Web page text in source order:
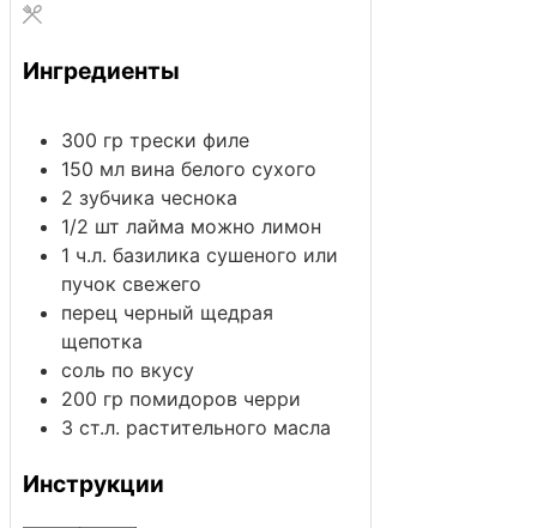
Ингредиенты
300 гр трески филе
150 мл вина белого сухого
2 зубчика чеснока
1/2 шт лайма можно лимон
1 ч.л. базилика сушеного или
пучок свежего
перец черный щедрая
щепотка
соль по вкусу
200 гр помидоров черри
3 ст.л. растительного масла
Инструкции